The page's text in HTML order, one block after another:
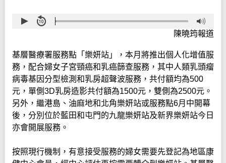
陳曉筠報道
基層醫療署服務點「樂妍站」，本月將推出個人化增值服
務，配合婦女子宮頸癌和乳癌篩查服務，其中人類乳頭瘤
病毒基因分型檢測和乳房超聲波服務，共付額均為500
元，單側3D乳房造影共付額為1500元，雙側為2500元。
另外，繼港島、油麻地和北角樂妍站或服務點6月中開幕
後，分別位於藍田和屯門的九龍樂妍站及新界樂妍站今日
亦會開展服務。
按照現行機制，有意接受服務的婦女需要先登記為地區康